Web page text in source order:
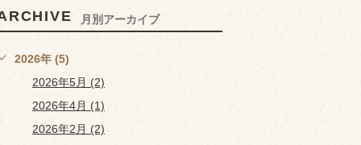
月別アーカイブ
2026年 (5)
2026年5月 (2)
2026年4月 (1)
2026年2月 (2)